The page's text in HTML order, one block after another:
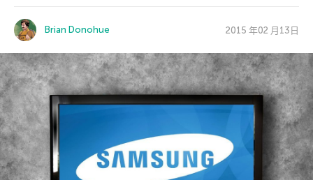
Brian Donohue 2015 年02 月13日